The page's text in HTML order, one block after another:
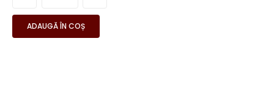
ADAUGĂ ÎN COȘ